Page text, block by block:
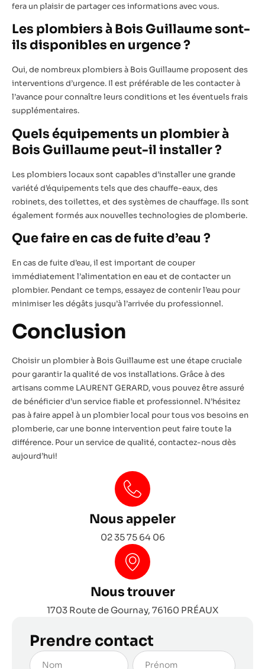
fera un plaisir de partager ces informations avec vous.
Les plombiers à Bois Guillaume sont-
ils disponibles en urgence ?
Oui, de nombreux plombiers à Bois Guillaume proposent des
interventions d’urgence. Il est préférable de les contacter à
l’avance pour connaître leurs conditions et les éventuels frais
supplémentaires.
Quels équipements un plombier à
Bois Guillaume peut-il installer ?
Les plombiers locaux sont capables d’installer une grande
variété d’équipements tels que des chauffe-eaux, des
robinets, des toilettes, et des systèmes de chauffage. Ils sont
également formés aux nouvelles technologies de plomberie.
Que faire en cas de fuite d’eau ?
En cas de fuite d’eau, il est important de couper
immédiatement l’alimentation en eau et de contacter un
plombier. Pendant ce temps, essayez de contenir l’eau pour
minimiser les dégâts jusqu’à l’arrivée du professionnel.
Conclusion
Choisir un plombier à Bois Guillaume est une étape cruciale
pour garantir la qualité de vos installations. Grâce à des
artisans comme LAURENT GERARD, vous pouvez être assuré
de bénéficier d’un service fiable et professionnel. N’hésitez
pas à faire appel à un plombier local pour tous vos besoins en
plomberie, car une bonne intervention peut faire toute la
différence. Pour un service de qualité, contactez-nous dès
aujourd’hui!
Nous appeler
02 35 75 64 06
Nous trouver
1703 Route de Gournay, 76160 PRÉAUX
Prendre contact